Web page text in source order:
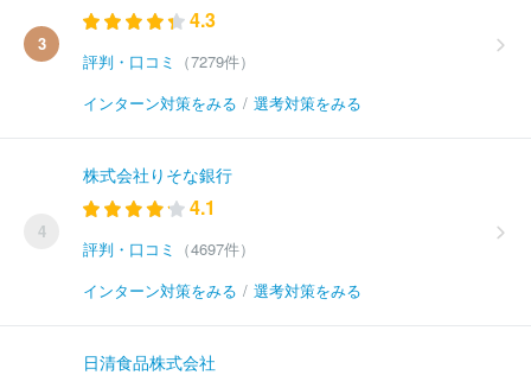
3
4.3
評判・口コミ
（7279件）
インターン対策をみる / 選考対策をみる
4
株式会社りそな銀行
4.1
評判・口コミ
（4697件）
インターン対策をみる / 選考対策をみる
日清食品株式会社